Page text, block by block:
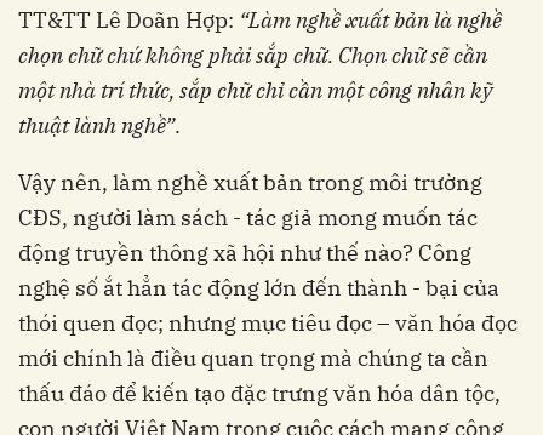
TT&TT Lê Doãn Hợp: “Làm nghề xuất bản là nghề
chọn chữ chứ không phải sắp chữ. Chọn chữ sẽ cần
một nhà trí thức, sắp chữ chỉ cần một công nhân kỹ
thuật lành nghề”.
Vậy nên, làm nghề xuất bản trong môi trường
CĐS, người làm sách - tác giả mong muốn tác
động truyền thông xã hội như thế nào? Công
nghệ số ắt hẳn tác động lớn đến thành - bại của
thói quen đọc; nhưng mục tiêu đọc – văn hóa đọc
mới chính là điều quan trọng mà chúng ta cần
thấu đáo để kiến tạo đặc trưng văn hóa dân tộc,
con người Việt Nam trong cuộc cách mạng công